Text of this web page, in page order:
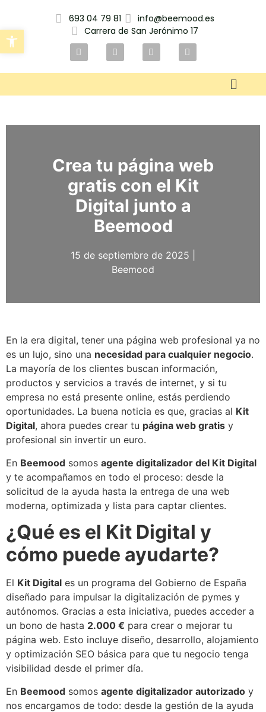
693 04 79 81
info@beemood.es
Carrera de San Jerónimo 17
Crea tu página web
gratis con el Kit
Digital junto a
Beemood
15 de septiembre de 2025 |
Beemood
En la era digital, tener una página web profesional ya no
es un lujo, sino una necesidad para cualquier negocio.
La mayoría de los clientes buscan información,
productos y servicios a través de internet, y si tu
empresa no está presente online, estás perdiendo
oportunidades. La buena noticia es que, gracias al Kit
Digital, ahora puedes crear tu página web gratis y
profesional sin invertir un euro.
En Beemood somos agente digitalizador del Kit Digital
y te acompañamos en todo el proceso: desde la
solicitud de la ayuda hasta la entrega de una web
moderna, optimizada y lista para captar clientes.
¿Qué es el Kit Digital y
cómo puede ayudarte?
El Kit Digital es un programa del Gobierno de España
diseñado para impulsar la digitalización de pymes y
autónomos. Gracias a esta iniciativa, puedes acceder a
un bono de hasta 2.000 € para crear o mejorar tu
página web. Esto incluye diseño, desarrollo, alojamiento
y optimización SEO básica para que tu negocio tenga
visibilidad desde el primer día.
En Beemood somos agente digitalizador autorizado y
nos encargamos de todo: desde la gestión de la ayuda
Abrir barra de herramientas